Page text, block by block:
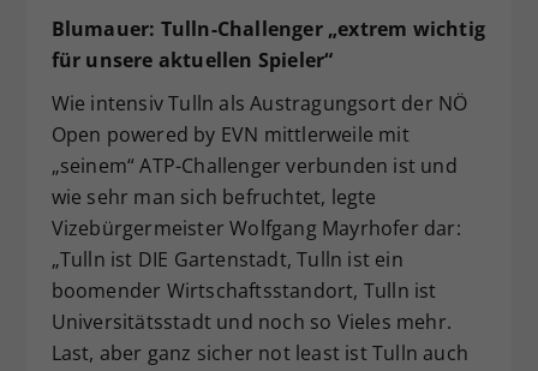
Blumauer: Tulln-Challenger „extrem wichtig
für unsere aktuellen Spieler“
Wie intensiv Tulln als Austragungsort der NÖ
Open powered by EVN mittlerweile mit
„seinem“ ATP-Challenger verbunden ist und
wie sehr man sich befruchtet, legte
Vizebürgermeister Wolfgang Mayrhofer dar:
„Tulln ist DIE Gartenstadt, Tulln ist ein
boomender Wirtschaftsstandort, Tulln ist
Universitätsstadt und noch so Vieles mehr.
Last, aber ganz sicher not least ist Tulln auch